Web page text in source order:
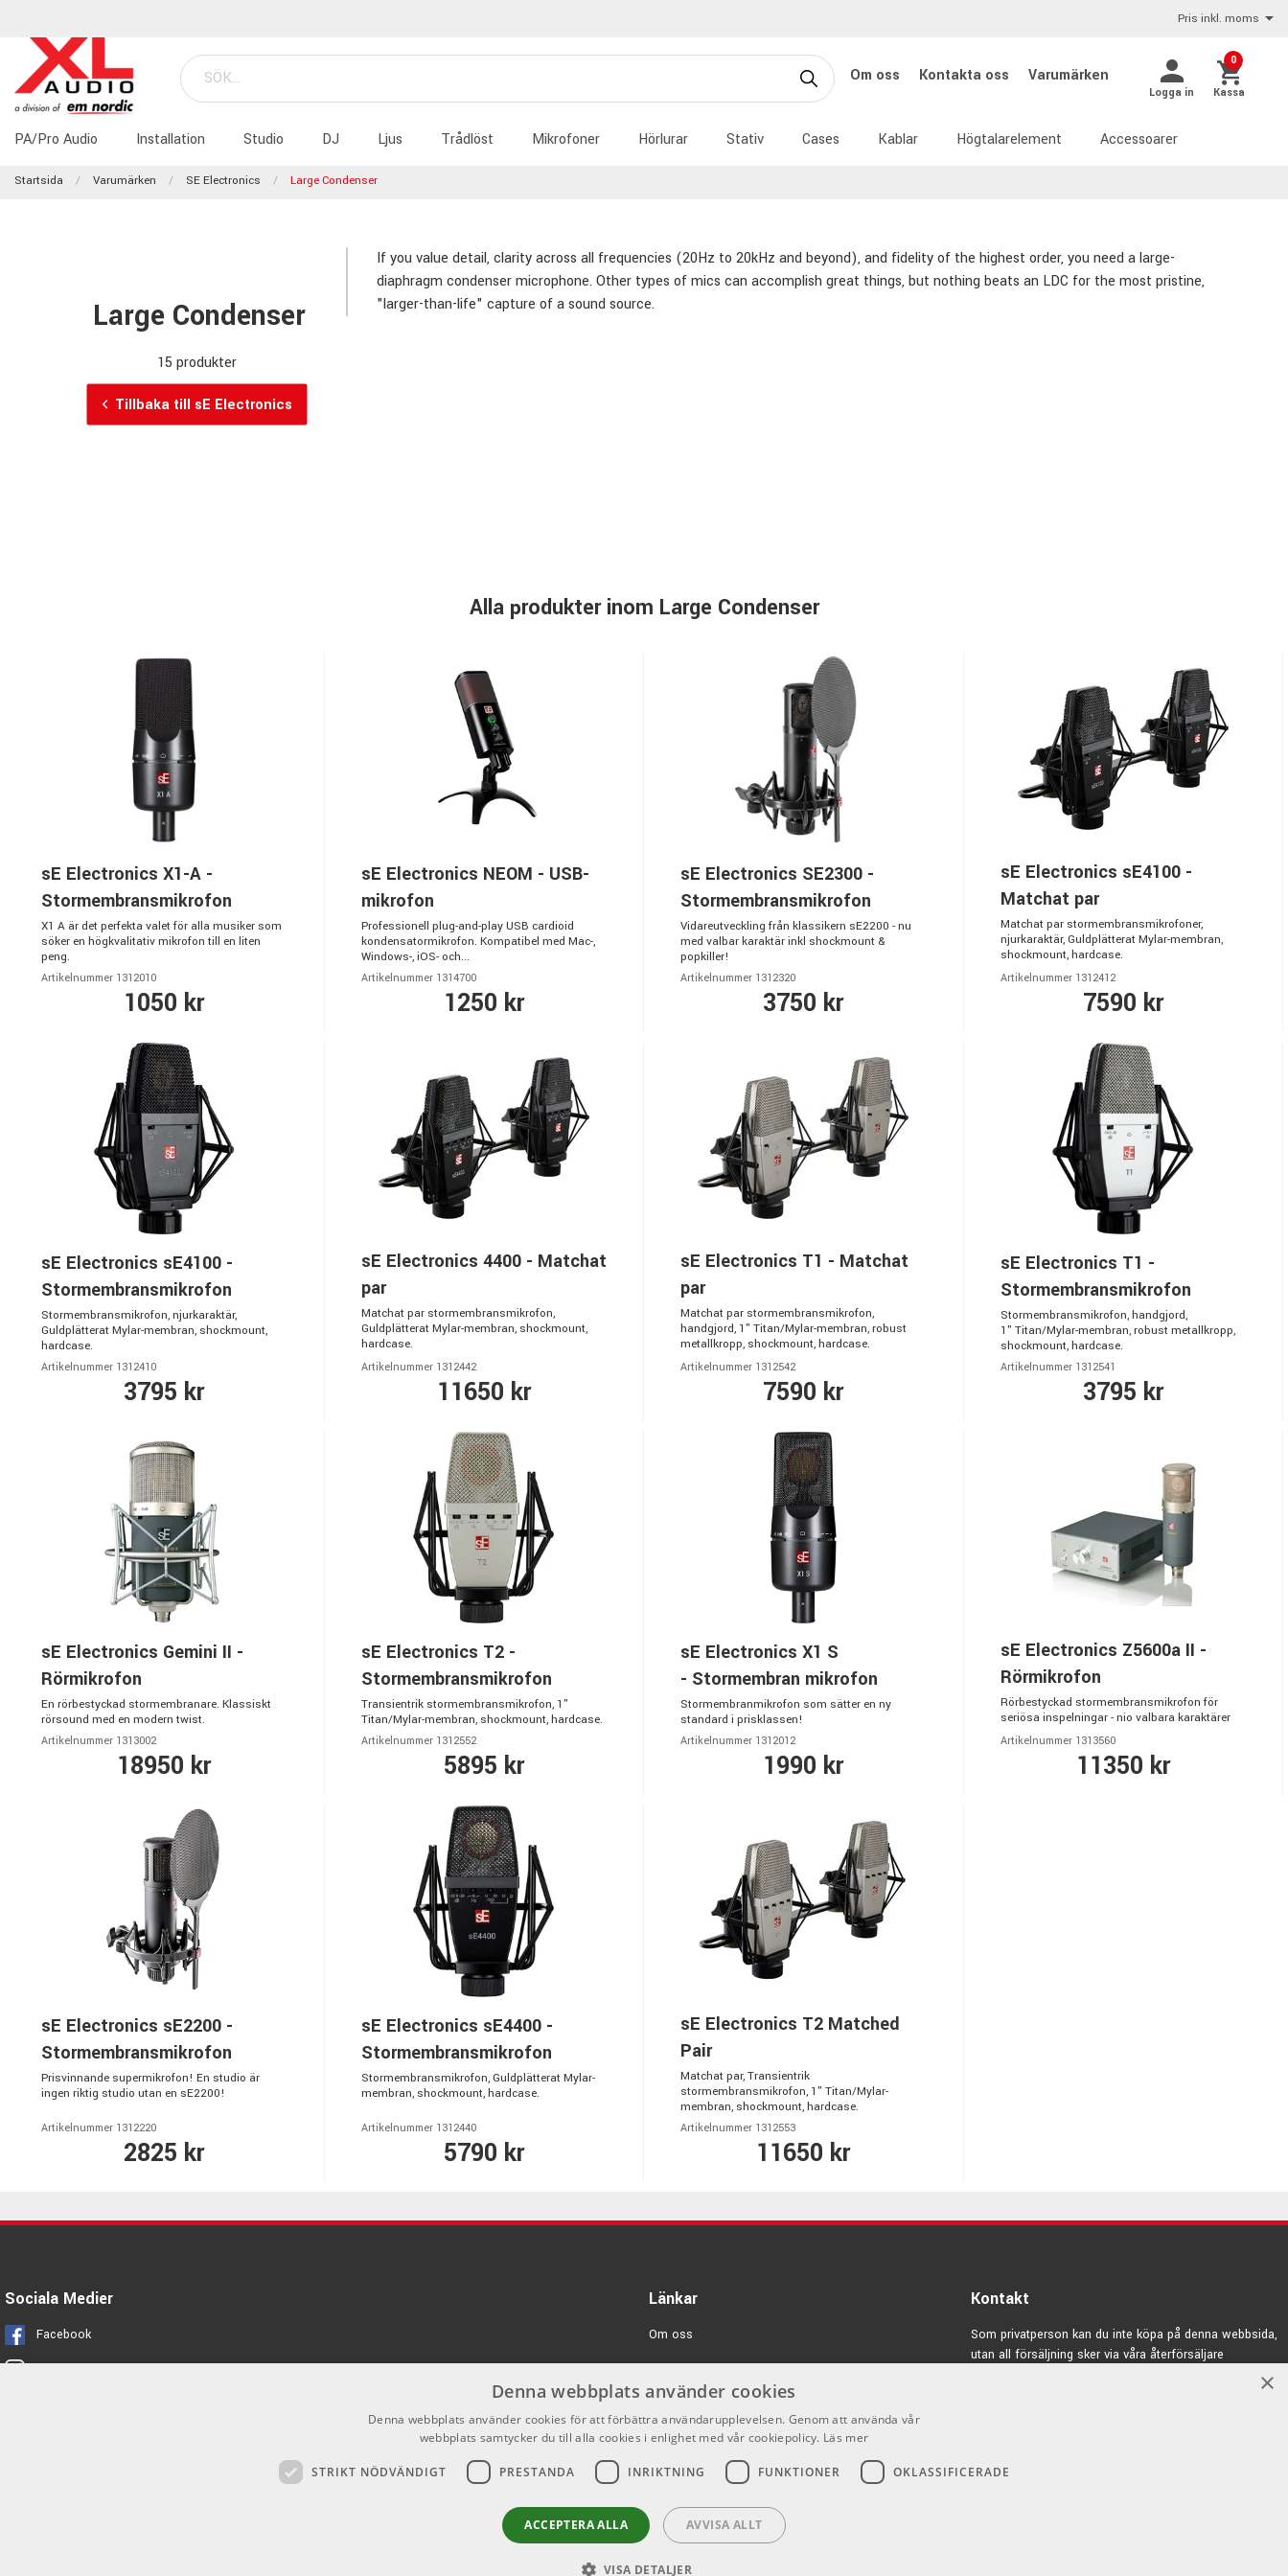
Pris inkl. moms
Om oss Kontakta oss Varumärken
Logga in
0
Kassa
PA/Pro Audio Installation Studio DJ Ljus Trådlöst Mikrofoner Hörlurar Stativ Cases Kablar Högtalarelement Accessoarer
Startsida Varumärken SE Electronics Large Condenser
Large Condenser
15 produkter
Tillbaka till sE Electronics
If you value detail, clarity across all frequencies (20Hz to 20kHz and beyond), and fidelity of the highest order, you need a large-
diaphragm condenser microphone. Other types of mics can accomplish great things, but nothing beats an LDC for the most pristine,
"larger-than-life" capture of a sound source.
Alla produkter inom Large Condenser
sE Electronics X1-A -
Stormembransmikrofon
X1 A är det perfekta valet för alla musiker som
söker en högkvalitativ mikrofon till en liten
peng.
Artikelnummer 1312010
1050 kr
sE Electronics NEOM - USB-
mikrofon
Professionell plug-and-play USB cardioid
kondensatormikrofon. Kompatibel med Mac-,
Windows-, iOS- och...
Artikelnummer 1314700
1250 kr
sE Electronics SE2300 -
Stormembransmikrofon
Vidareutveckling från klassikern sE2200 - nu
med valbar karaktär inkl shockmount &
popkiller!
Artikelnummer 1312320
3750 kr
sE Electronics sE4100 -
Matchat par
Matchat par stormembransmikrofoner,
njurkaraktär, Guldplätterat Mylar-membran,
shockmount, hardcase.
Artikelnummer 1312412
7590 kr
sE Electronics sE4100 -
Stormembransmikrofon
Stormembransmikrofon, njurkaraktär,
Guldplätterat Mylar-membran, shockmount,
hardcase.
Artikelnummer 1312410
3795 kr
sE Electronics 4400 - Matchat
par
Matchat par stormembransmikrofon,
Guldplätterat Mylar-membran, shockmount,
hardcase.
Artikelnummer 1312442
11650 kr
sE Electronics T1 - Matchat
par
Matchat par stormembransmikrofon,
handgjord, 1" Titan/Mylar-membran, robust
metallkropp, shockmount, hardcase.
Artikelnummer 1312542
7590 kr
sE Electronics T1 -
Stormembransmikrofon
Stormembransmikrofon, handgjord,
1" Titan/Mylar-membran, robust metallkropp,
shockmount, hardcase.
Artikelnummer 1312541
3795 kr
sE Electronics Gemini II -
Rörmikrofon
En rörbestyckad stormembranare. Klassiskt
rörsound med en modern twist.
Artikelnummer 1313002
18950 kr
sE Electronics T2 -
Stormembransmikrofon
Transientrik stormembransmikrofon, 1"
Titan/Mylar-membran, shockmount, hardcase.
Artikelnummer 1312552
5895 kr
sE Electronics X1 S
- Stormembran mikrofon
Stormembranmikrofon som sätter en ny
standard i prisklassen!
Artikelnummer 1312012
1990 kr
sE Electronics Z5600a II -
Rörmikrofon
Rörbestyckad stormembransmikrofon för
seriösa inspelningar - nio valbara karaktärer
Artikelnummer 1313560
11350 kr
sE Electronics sE2200 -
Stormembransmikrofon
Prisvinnande supermikrofon! En studio är
ingen riktig studio utan en sE2200!
Artikelnummer 1312220
2825 kr
sE Electronics sE4400 -
Stormembransmikrofon
Stormembransmikrofon, Guldplätterat Mylar-
membran, shockmount, hardcase.
Artikelnummer 1312440
5790 kr
sE Electronics T2 Matched
Pair
Matchat par, Transientrik
stormembransmikrofon, 1" Titan/Mylar-
membran, shockmount, hardcase.
Artikelnummer 1312553
11650 kr
Sociala Medier
Facebook
Instagram
Länkar
Om oss
Kontakta oss
Varumärken
Logga in
GDPR & Cookies
Försäljningsvillkor
Kontakt
Som privatperson kan du inte köpa på denna webbsida,
utan all försäljning sker via våra återförsäljare
×
Denna webbplats använder cookies
Denna webbplats använder cookies för att förbättra användarupplevelsen. Genom att använda vår
webbplats samtycker du till alla cookies i enlighet med vår cookiepolicy. Läs mer
STRIKT NÖDVÄNDIGT PRESTANDA INRIKTNING FUNKTIONER OKLASSIFICERADE
ACCEPTERA ALLA AVVISA ALLT
VISA DETALJER